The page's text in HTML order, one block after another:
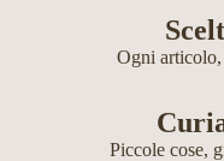
Ogni articolo,
Piccole cose,